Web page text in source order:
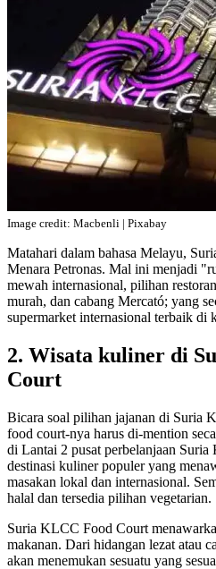
Image credit: Macbenli | Pixabay
Matahari dalam bahasa Melayu,
Menara Petronas. Mal ini menjadi
mewah internasional, pilihan
murah, dan cabang Mercató; yang
supermarket internasional terbaik di
2. Wisata kuliner di
Court
Bicara soal pilihan jajanan di Suria
food court-nya harus di-mention
di Lantai 2 pusat perbelanjaan
destinasi kuliner populer yang
masakan lokal dan internasional.
halal dan tersedia pilihan vegetarian.
Suria KLCC Food Court
makanan. Dari hidangan lezat atau
akan menemukan sesuatu yang